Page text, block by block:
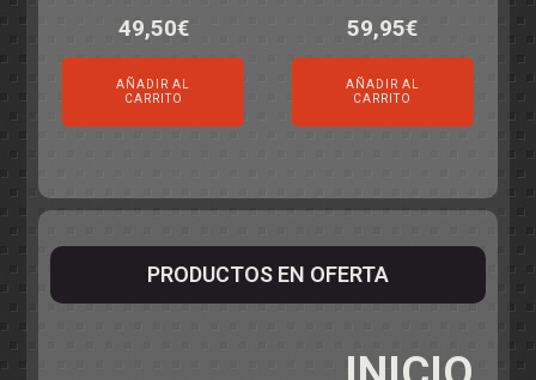
49,50€
AÑADIR AL
CARRITO
59,95€
AÑADIR AL
CARRITO
PRODUCTOS EN OFERTA